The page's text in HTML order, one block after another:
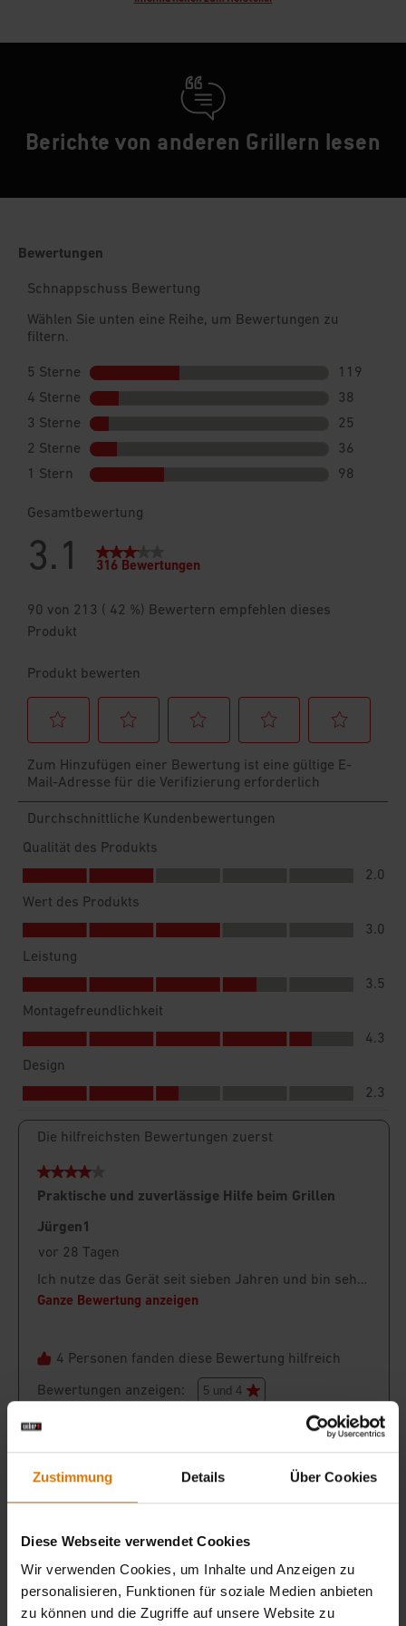
Zustimmung Details Über Cookies
Diese Webseite verwendet Cookies
Wir verwenden Cookies, um Inhalte und Anzeigen zu
personalisieren, Funktionen für soziale Medien anbieten
zu können und die Zugriffe auf unsere Website zu
Berichte von anderen Grillern lesen